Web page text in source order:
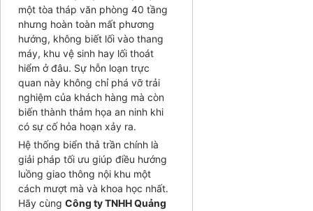
một tòa tháp văn phòng 40 tầng
nhưng hoàn toàn mất phương
hướng, không biết lối vào thang
máy, khu vệ sinh hay lối thoát
hiểm ở đâu. Sự hỗn loạn trực
quan này không chỉ phá vỡ trải
nghiệm của khách hàng mà còn
biến thành thảm họa an ninh khi
có sự cố hỏa hoạn xảy ra.
Hệ thống biển thả trần chính là
giải pháp tối ưu giúp điều hướng
luồng giao thông nội khu một
cách mượt mà và khoa học nhất.
Hãy cùng Công ty TNHH Quảng